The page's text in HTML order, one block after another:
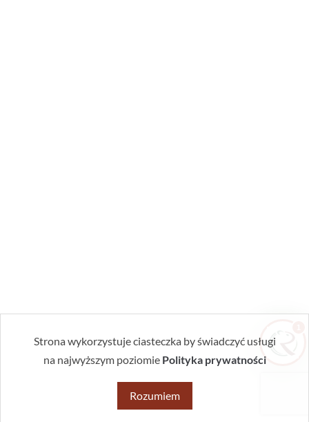
Strona wykorzystuje ciasteczka by świadczyć usługi
na najwyższym poziomie Polityka prywatności
Rozumiem